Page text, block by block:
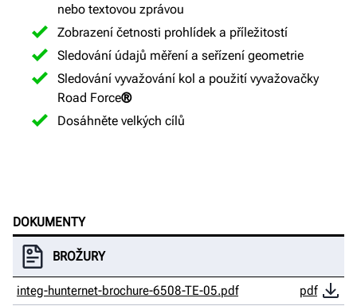
nebo textovou zprávou
Zobrazení četnosti prohlídek a příležitostí
Sledování údajů měření a seřízení geometrie
Sledování vyvažování kol a použití vyvažovačky
Road Force®
Dosáhněte velkých cílů
DOKUMENTY
BROŽURY
integ-hunternet-brochure-6508-TE-05.pdf
pdf